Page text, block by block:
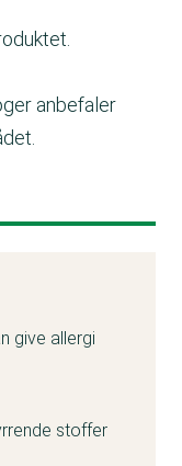
anbefaler
give allergi
stoffer